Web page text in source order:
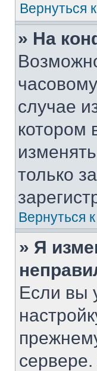
Вернуться
» На
случае
котором
только
Вернуться
» Я
Если вы